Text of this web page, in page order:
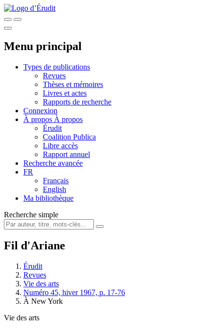
Menu principal
Types de publications
Revues
Thèses et mémoires
Livres et actes
Rapports de recherche
Connexion
À propos À propos
Érudit
Coalition Publica
Libre accès
Rapport annuel
Recherche avancée
FR
Français
English
Ma bibliothèque
Recherche simple
Fil d'Ariane
Érudit
Revues
Vie des arts
Numéro 45, hiver 1967, p. 17-76
À New York
Vie des arts